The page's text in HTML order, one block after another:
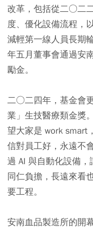
改革，包括從二○二
度、優化設備流程，
減輕第一線人員長期
年五月董事會通過安
勵金。
二○二四年，基金會
業」生技醫療類金獎
望大家是 work smart
信對員工好，永遠不
過 AI 與自動化設備
同仁負擔，長遠來看
要工程。
安南血品製造所的開